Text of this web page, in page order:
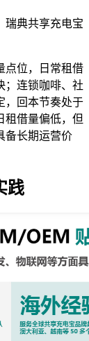
瑞典共享充电宝
点位，日常租借
；连锁咖啡、社
，回本节奏处于
租借量偏低，但
备长期运营价
践